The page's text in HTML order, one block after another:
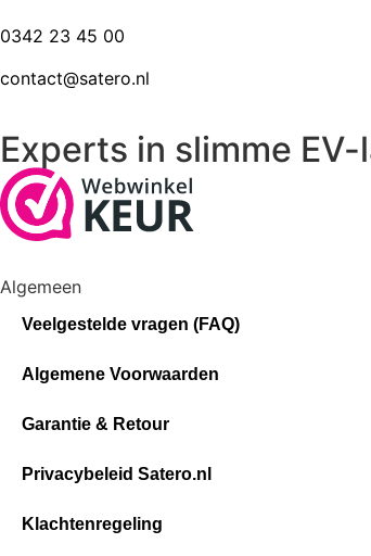
0342 23 45 00
contact@satero.nl
Experts in slimme
Algemeen
Veelgestelde vragen (FAQ)
Algemene Voorwaarden
Garantie & Retour
Privacybeleid Satero.nl
Klachtenregeling